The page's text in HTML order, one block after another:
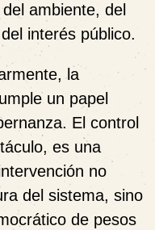
ambiente, del
interés público.
la
un papel
El control
es una
no
del sistema, sino
de pesos